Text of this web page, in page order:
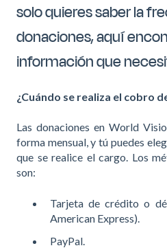
solo quieres saber la
donaciones, aquí
información que
¿Cuándo se realiza el cobro
Las donaciones en World
forma mensual, y tú puedes
que se realice el cargo. Los
son:
Tarjeta de crédito o
American Express).
PayPal.